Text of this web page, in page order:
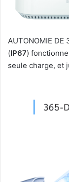
AUTONOMIE
(IP67)
seule charge, et